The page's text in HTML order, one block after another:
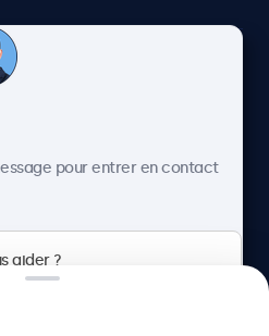
client
pour entrer en contact